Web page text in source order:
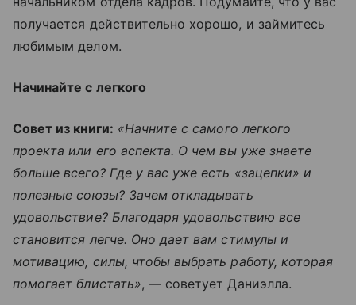
получается действительно хорошо, и займитесь
любимым делом.
Начинайте с легкого
Совет из книги: «Начните с самого легкого
проекта или его аспекта. О чем вы уже знаете
больше всего? Где у вас уже есть «зацепки» и
полезные союзы? Зачем откладывать
удовольствие? Благодаря удовольствию все
становится легче. Оно дает вам стимулы и
мотивацию, силы, чтобы выбрать работу, которая
помогает блистать», — советует Даниэлла.